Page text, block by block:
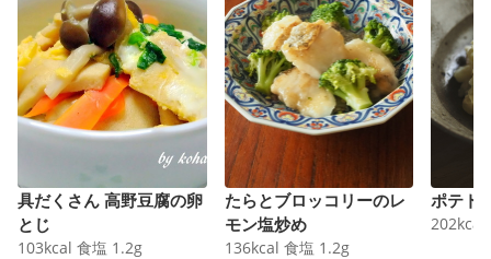
具だくさん 高野豆腐の卵
とじ
103kcal 食塩 1.2g
たらとブロッコリーのレ
モン塩炒め
136kcal 食塩 1.2g
ポテト
202kcal